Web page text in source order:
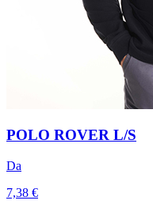
POLO ROVER L/S
Da
7,38 €